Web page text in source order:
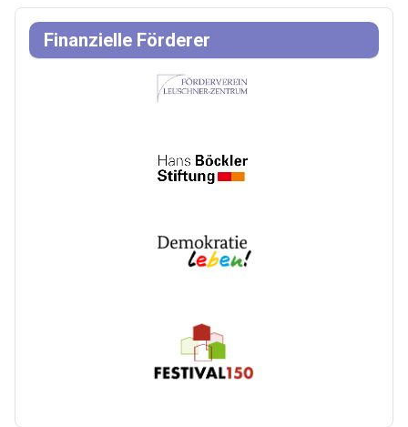
Finanzielle Förderer